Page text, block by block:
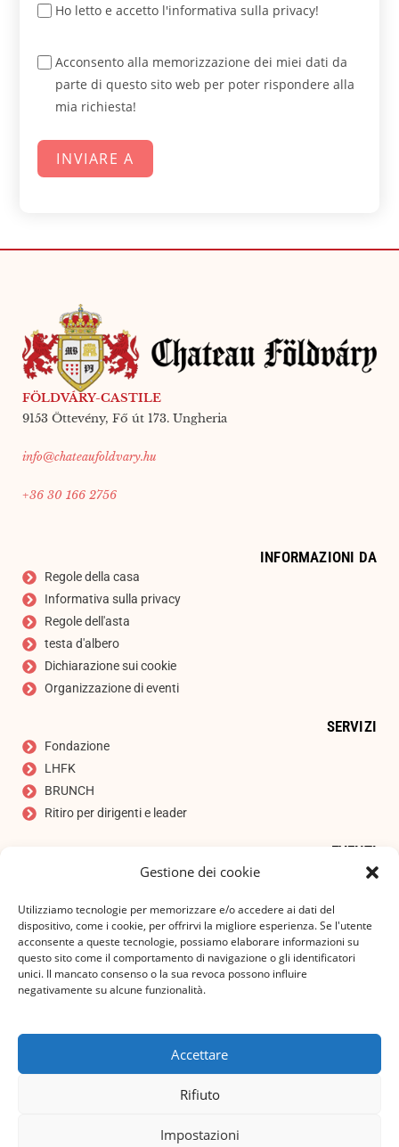
Gestione dei cookie
Utilizziamo tecnologie per memorizzare e/o accedere ai dati del
dispositivo, come i cookie, per offrirvi la migliore esperienza. Se l'utente
acconsente a queste tecnologie, possiamo elaborare informazioni su
questo sito come il comportamento di navigazione o gli identificatori
unici. Il mancato consenso o la sua revoca possono influire
negativamente su alcune funzionalità.
Accettare
Rifiuto
Impostazioni
Ho letto e accetto l'informativa sulla privacy!
Acconsento alla memorizzazione dei miei dati da
parte di questo sito web per poter rispondere alla
mia richiesta!
INVIARE A
FÖLDVÁRY-CASTILE
9153 Öttevény, Fő út 173. Ungheria
info@chateaufoldvary.hu
+36 30 166 2756
INFORMAZIONI DA
Regole della casa
Informativa sulla privacy
Regole dell'asta
testa d'albero
Dichiarazione sui cookie
Organizzazione di eventi
SERVIZI
Fondazione
LHFK
BRUNCH
Ritiro per dirigenti e leader
EVENTI
ISCRIVITI ALLA NOSTRA NEWSLETTER
Indirizzo e-mail*
ISCRIVITI A